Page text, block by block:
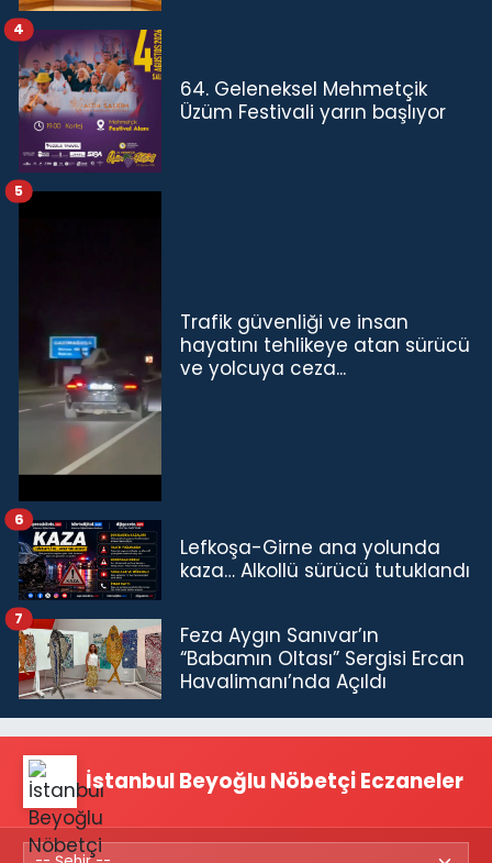
64. Geleneksel Mehmetçik
Üzüm Festivali yarın başlıyor
4
Trafik güvenliği ve insan
hayatını tehlikeye atan sürücü
ve yolcuya ceza...
5
Lefkoşa-Girne ana yolunda
kaza… Alkollü sürücü tutuklandı
6
Feza Aygın Sanıvar’ın
“Babamın Oltası” Sergisi Ercan
Havalimanı’nda Açıldı
7
İstanbul Beyoğlu Nöbetçi Eczaneler